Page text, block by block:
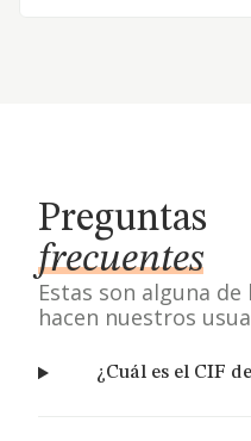
Preguntas
frecuentes
Estas son alguna
hacen nuestros
¿Cuál es el CIF